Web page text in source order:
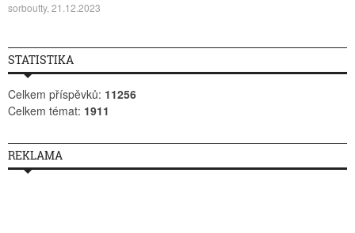
sorboutty, 21.12.2023
STATISTIKA
Celkem příspěvků: 11256
Celkem témat: 1911
REKLAMA